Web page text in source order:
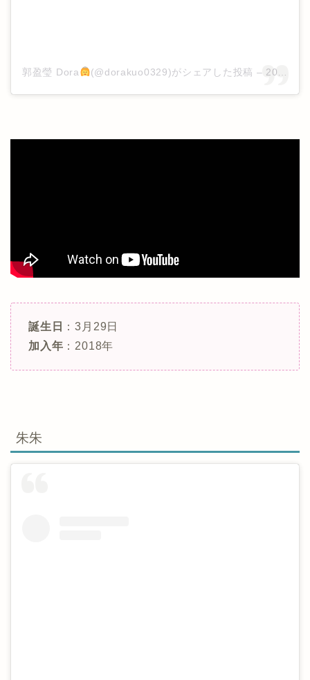
郭盈瑩 Dora (@dorakuo0329)がシェアした投稿 – 2019年 7月月15日午前6時14分PDT
誕生日
：3月29日
加入年 ：2018年
朱朱